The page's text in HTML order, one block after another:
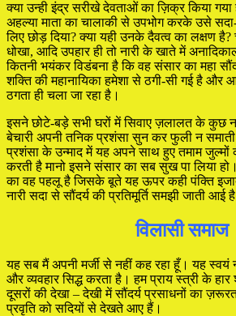
क्या उन्ही इंद्र सरीखे देवताओं का ज़िक्र किया गया
अहल्या माता का चालाकी से उपभोग करके उसे
लिए छोड़ दिया? क्या यही उनके दैवत्व का लक्षण
धोखा, आदि उपहार ही तो नारी के खाते में
कितनी भयंकर विडंबना है कि वह संसार का महा
शक्ति की महानायिका हमेशा से ठगी-सी गई है और
ठगता ही चला जा रहा है।
इसने छोटे-बड़े सभी घरों में सिवाए ज़लालत के कुछ
बेचारी अपनी तनिक प्रशंसा सुन कर फुली न
प्रशंसा के उन्माद में यह अपने साथ हुए तमाम
करती है मानो इसने संसार का सब सुख पा लिया
का वह पहलू है जिसके बूते यह ऊपर कही पंक्ति
नारी सदा से सौंदर्य की प्रतिमूर्ति समझी जाती
विलासी समाज
यह सब मैं अपनी मर्जी से नहीं कह रहा हूँ। यह स्वयं
और व्यवहार सिद्ध करता है। हम प्राय स्त्री के
दूसरों की देखा – देखी में सौंदर्य प्रसाधनों का
प्रवृति को सदियों से देखते आए हैं।